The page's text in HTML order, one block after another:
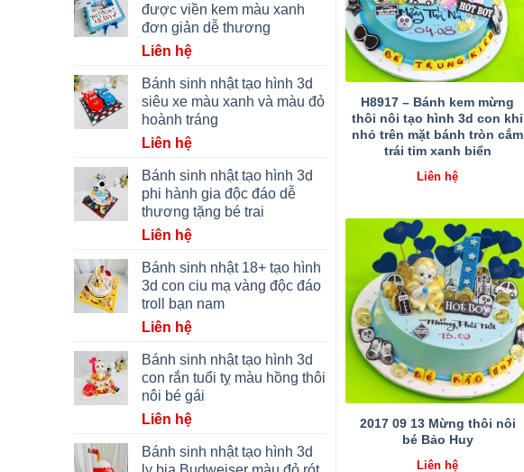
được viền kem màu xanh
đơn giản dễ thương
Liên hệ
Bánh sinh nhật tạo hình 3d
siêu xe màu xanh và màu đỏ
hoành tráng
Liên hệ
Bánh sinh nhật tạo hình 3d
phi hành gia độc đáo dễ
thương tặng bé trai
Liên hệ
Bánh sinh nhật 18+ tạo hình
3d con ciu mạ vàng độc đáo
troll bạn nam
Liên hệ
Bánh sinh nhật tạo hình 3d
con rắn tuổi tỵ màu hồng thôi
nôi bé gái
Liên hệ
Bánh sinh nhật tạo hình 3d
H8917 – Bánh kem mừng
thôi nôi tạo hình 3d con khỉ
nhỏ trên mặt bánh tròn cắm
trái tim xanh biển
Liên hệ
2017 09 13 Mừng thôi nôi
bé Bảo Huy
Liên hệ